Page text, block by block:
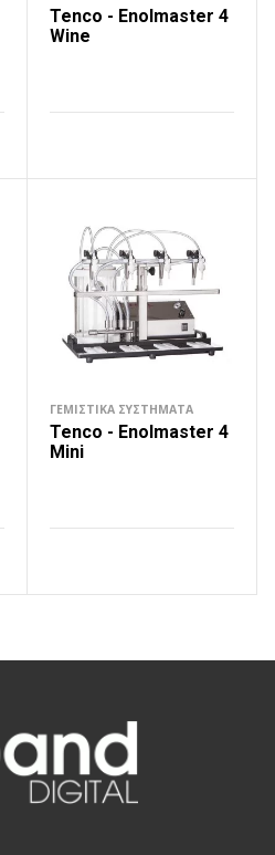
Tenco - Enolmaster 4
Wine
ΓΕΜΙΣΤΙΚΆ ΣΥΣΤΉΜΑΤΑ
Tenco - Enolmaster 4
Mini